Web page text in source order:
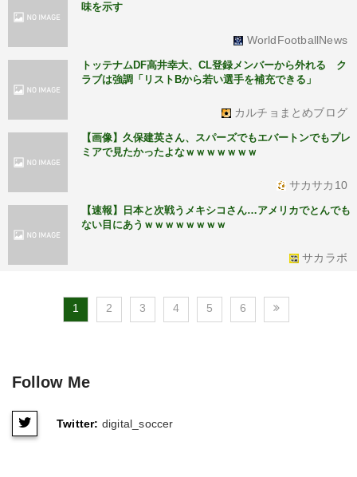
味を示す
WorldFootballNews
トッテナムDF高井幸大、CL登録メンバーから外れる ク
ラブは強調「リストBから若い選手を補充できる」
カルチョまとめブログ
【画像】久保建英さん、スパーズでもエバートンでもプレ
ミアで見たかったよなｗｗｗｗｗｗｗ
サカサカ10
【速報】日本と次戦うメキシコさん…アメリカでとんでも
ない目にあうｗｗｗｗｗｗｗｗ
サカラボ
1 2 3 4 5 6
Follow Me
Twitter: digital_soccer